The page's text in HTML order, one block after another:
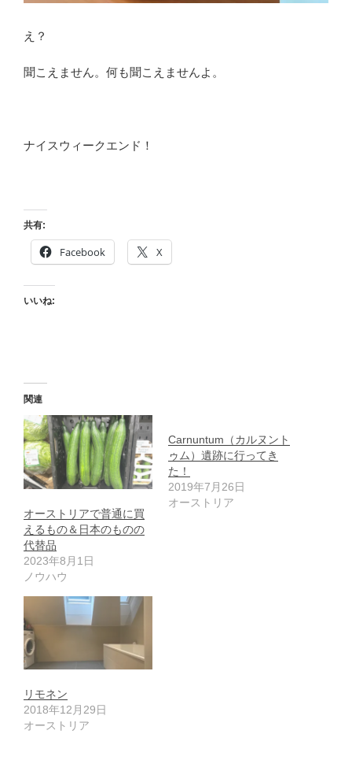
え？
聞こえません。何も聞こえませんよ。
ナイスウィークエンド！
共有:
Facebook X
いいね:
関連
オーストリアで普通に買
えるもの＆日本のものの
代替品
2023年8月1日
ノウハウ
Carnuntum（カルヌント
ゥム）遺跡に行ってき
た！
2019年7月26日
オーストリア
リモネン
2018年12月29日
オーストリア